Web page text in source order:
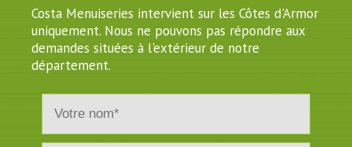
Costa Menuiseries intervient sur les Côtes d'Armor
uniquement. Nous ne pouvons pas répondre aux
demandes situées à l'extérieur de notre
département.